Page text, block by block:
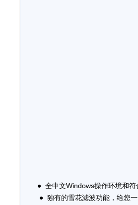
● 全中文Windows操作环境和符
● 独有的雪花滤波功能，给您一